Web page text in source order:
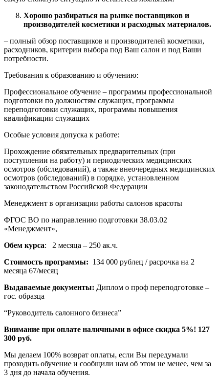
Хорошо разбираться на рынке поставщиков и
производителей косметики и расходных материалов.
– полный обзор поставщиков и производителей косметики,
расходников, критерии выбора под Ваш салон и под Ваши
потребности.
Требования к образованию и обучению:
Профессиональное обучение – программы профессиональной
подготовки по должностям служащих, программы
переподготовки служащих, программы повышения
квалификации служащих
Особые условия допуска к работе:
Прохождение обязательных предварительных (при
поступлении на работу) и периодических медицинских
осмотров (обследований), а также внеочередных медицинских
осмотров (обследований) в порядке, установленном
законодательством Российской Федерации
Менеджмент в организации работы салонов красоты
ФГОС ВО по направлению подготовки 38.03.02
«Менеджмент»,
Обем курса: 2 месяца – 250 ак.ч.
Стоимость программы: 134 000 рублец / расрочка на 2
месяца 67/месяц
Выдаваемые документы: Диплом о проф переподготовке –
гос. образца
“Руководитель салонного бизнеса”
Внимание при оплате наличными в офисе скидка 5%! 127
300 руб.
Мы делаем 100% возврат оплаты, если Вы передумали
проходить обучение и сообщили нам об этом не менее, чем за
3 дня до начала обучения.